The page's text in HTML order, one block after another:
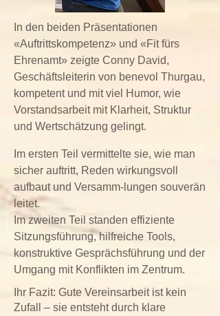
In den beiden Präsentationen
«Auftrittskompetenz» und «Fit fürs
Ehrenamt» zeigte Conny David,
Geschäftsleiterin von benevol Thurgau,
kompetent und mit viel Humor, wie
Vorstandsarbeit mit Klarheit, Struktur
und Wertschätzung gelingt.
Im ersten Teil vermittelte sie, wie man
sicher auftritt, Reden wirkungsvoll
aufbaut und Versamm-lungen souverän
leitet.
Im zweiten Teil standen effiziente
Sitzungsführung, hilfreiche Tools,
konstruktive Gesprächsführung und der
Umgang mit Konflikten im Zentrum.
Ihr Fazit: Gute Vereinsarbeit ist kein
Zufall – sie entsteht durch klare